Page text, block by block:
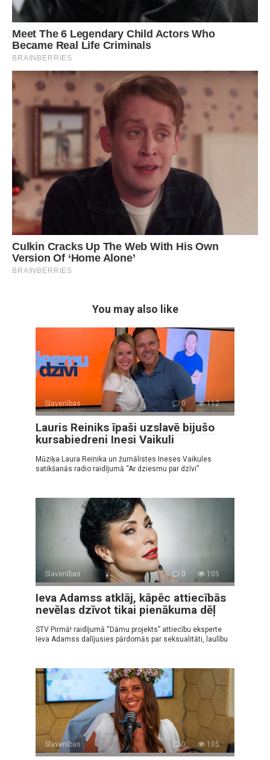
You may also like
Slavenības 0 112
Lauris Reiniks īpaši uzslavē bijušo
kursabiedreni Inesi Vaikuli
Mūziķa Laura Reinika un žurnālistes Ineses Vaikules
satikšanās radio raidījumā “Ar dziesmu par dzīvi”
Slavenības 0 105
Ieva Adamss atklāj, kāpēc attiecībās
nevēlas dzīvot tikai pienākuma dēļ
STV Pirmā! raidījumā “Dāmu projekts” attiecību eksperte
Ieva Adamss dalījusies pārdomās par seksualitāti, laulību
Slavenības 0 105